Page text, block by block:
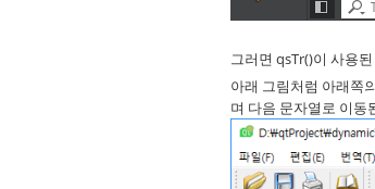
그러면 qsTr()이 사용
아래 그림처럼 아래쪽
며 다음 문자열로 이동